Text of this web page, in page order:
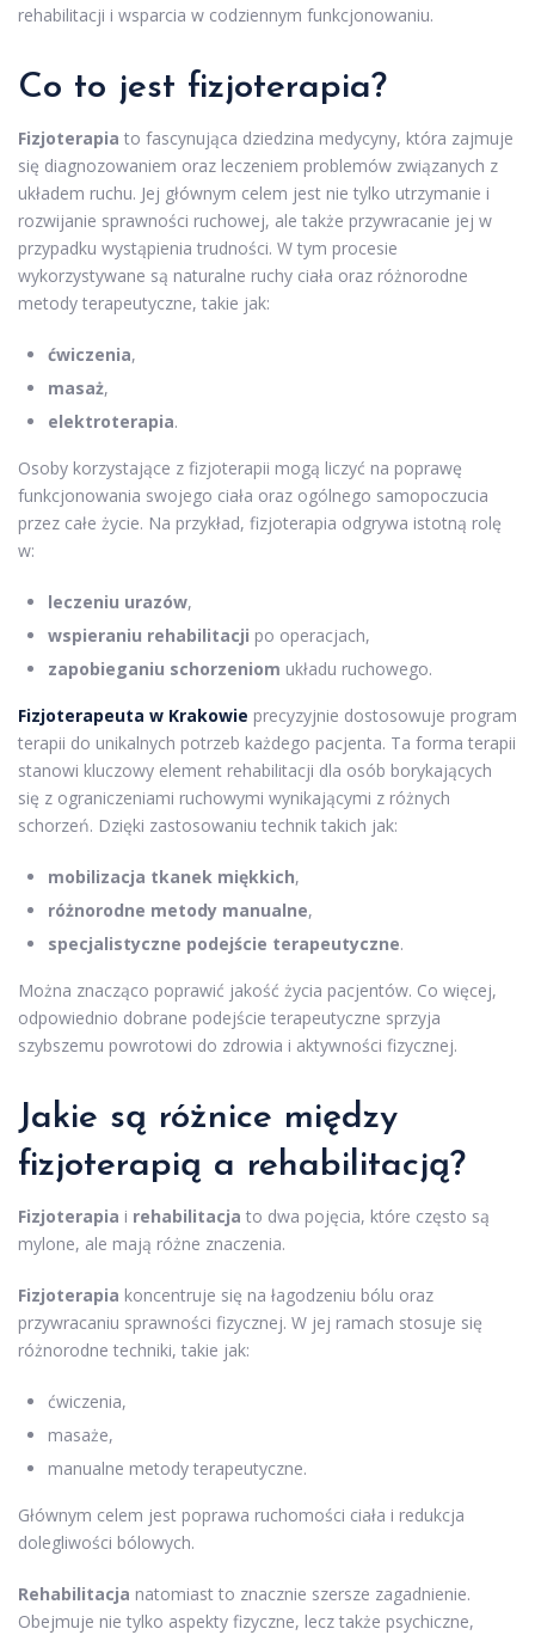
rehabilitacji i wsparcia w codziennym funkcjonowaniu.
Co to jest fizjoterapia?
Fizjoterapia to fascynująca dziedzina medycyny, która zajmuje
się diagnozowaniem oraz leczeniem problemów związanych z
układem ruchu. Jej głównym celem jest nie tylko utrzymanie i
rozwijanie sprawności ruchowej, ale także przywracanie jej w
przypadku wystąpienia trudności. W tym procesie
wykorzystywane są naturalne ruchy ciała oraz różnorodne
metody terapeutyczne, takie jak:
ćwiczenia,
masaż,
elektroterapia.
Osoby korzystające z fizjoterapii mogą liczyć na poprawę
funkcjonowania swojego ciała oraz ogólnego samopoczucia
przez całe życie. Na przykład, fizjoterapia odgrywa istotną rolę
w:
leczeniu urazów,
wspieraniu rehabilitacji po operacjach,
zapobieganiu schorzeniom układu ruchowego.
Fizjoterapeuta w Krakowie precyzyjnie dostosowuje program
terapii do unikalnych potrzeb każdego pacjenta. Ta forma terapii
stanowi kluczowy element rehabilitacji dla osób borykających
się z ograniczeniami ruchowymi wynikającymi z różnych
schorzeń. Dzięki zastosowaniu technik takich jak:
mobilizacja tkanek miękkich,
różnorodne metody manualne,
specjalistyczne podejście terapeutyczne.
Można znacząco poprawić jakość życia pacjentów. Co więcej,
odpowiednio dobrane podejście terapeutyczne sprzyja
szybszemu powrotowi do zdrowia i aktywności fizycznej.
Jakie są różnice między
fizjoterapią a rehabilitacją?
Fizjoterapia i rehabilitacja to dwa pojęcia, które często są
mylone, ale mają różne znaczenia.
Fizjoterapia koncentruje się na łagodzeniu bólu oraz
przywracaniu sprawności fizycznej. W jej ramach stosuje się
różnorodne techniki, takie jak:
ćwiczenia,
masaże,
manualne metody terapeutyczne.
Głównym celem jest poprawa ruchomości ciała i redukcja
dolegliwości bólowych.
Rehabilitacja natomiast to znacznie szersze zagadnienie.
Obejmuje nie tylko aspekty fizyczne, lecz także psychiczne,